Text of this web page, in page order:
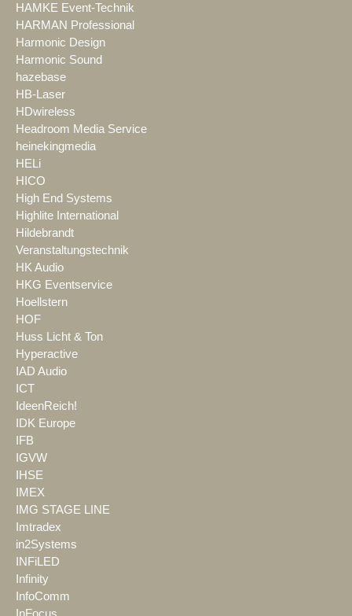
HAMKE Event-Technik
HARMAN Professional
Harmonic Design
Harmonic Sound
hazebase
HB-Laser
HDwireless
Headroom Media Service
heinekingmedia
HELi
HICO
High End Systems
Highlite International
Hildebrandt
Veranstaltungstechnik
HK Audio
HKG Eventservice
Hoellstern
HOF
Huss Licht & Ton
Hyperactive
IAD Audio
ICT
IdeenReich!
IDK Europe
IFB
IGVW
IHSE
IMEX
IMG STAGE LINE
Imtradex
in2Systems
INFiLED
Infinity
InfoComm
InFocus